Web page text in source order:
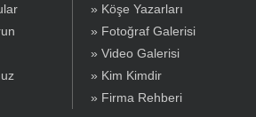
» Köşe Yazarları
» Fotoğraf Galerisi
» Video Galerisi
» Kim Kimdir
» Firma Rehberi